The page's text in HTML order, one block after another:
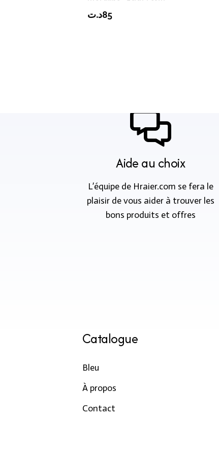
85د.ت
Aide au choix
L’équipe de Hraier.com se fera le
plaisir de vous aider à trouver les
bons produits et offres
Catalogue
Bleu
À propos
Contact